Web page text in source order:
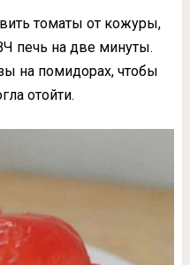
томаты от кожуры,
печь на две минуты.
на помидорах, чтобы
отойти.